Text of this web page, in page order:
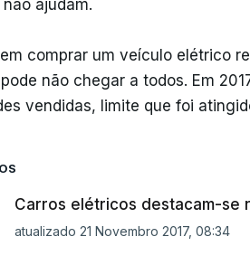
ajudam.
comprar um veículo elétrico
não chegar a todos. Em
vendidas, limite que foi
Carros elétricos destacam-se
atualizado 21 Novembro 2017, 08:34